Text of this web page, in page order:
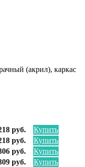
(акрил), каркас
руб.
Купить
руб.
Купить
руб.
Купить
руб.
Купить